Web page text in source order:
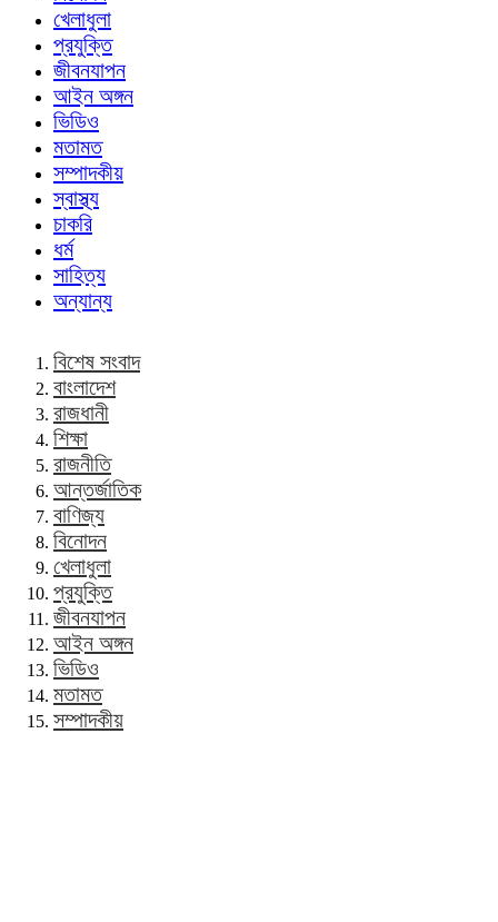
খেলাধুলা
প্রযুক্তি
জীবনযাপন
আইন অঙ্গন
ভিডিও
মতামত
সম্পাদকীয়
স্বাস্থ্য
চাকরি
ধর্ম
সাহিত্য
অন্যান্য
বিশেষ সংবাদ
বাংলাদেশ
রাজধানী
শিক্ষা
রাজনীতি
আন্তর্জাতিক
বাণিজ্য
বিনোদন
খেলাধুলা
প্রযুক্তি
জীবনযাপন
আইন অঙ্গন
ভিডিও
মতামত
সম্পাদকীয়